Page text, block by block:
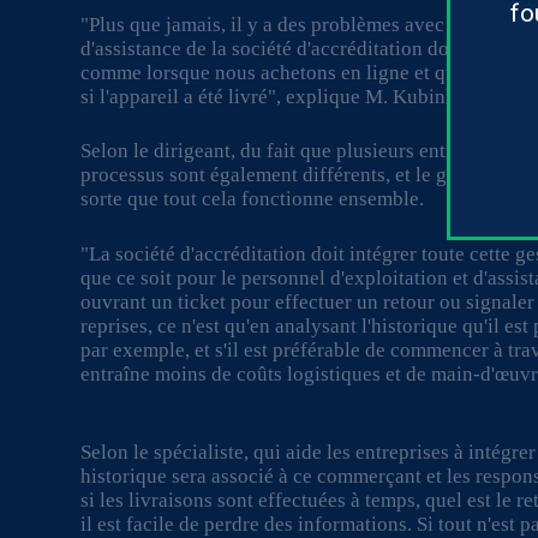
"Plus que jamais, il y a des problèmes avec la
d'assistance de la société d'accréditation doit savoir
comme lorsque nous achetons en ligne et que nous
si l'appareil a été livré", explique M. Kubinhets.
Selon le dirigeant, du fait que plusieurs entreprises
processus sont également différents, et le grand défi
sorte que tout cela fonctionne ensemble.
"La société d'accréditation doit intégrer toute cette
que ce soit pour le personnel d'exploitation et
ouvrant un ticket pour effectuer un retour ou
reprises, ce n'est qu'en analysant l'historique qu'il
par exemple, et s'il est préférable de commencer à
entraîne moins de coûts logistiques et de main-
Selon le spécialiste, qui aide les entreprises à
historique sera associé à ce commerçant et les
si les livraisons sont effectuées à temps, quel est le
il est facile de perdre des informations. Si tout n'est